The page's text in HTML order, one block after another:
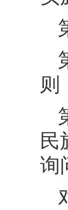
则
民
询